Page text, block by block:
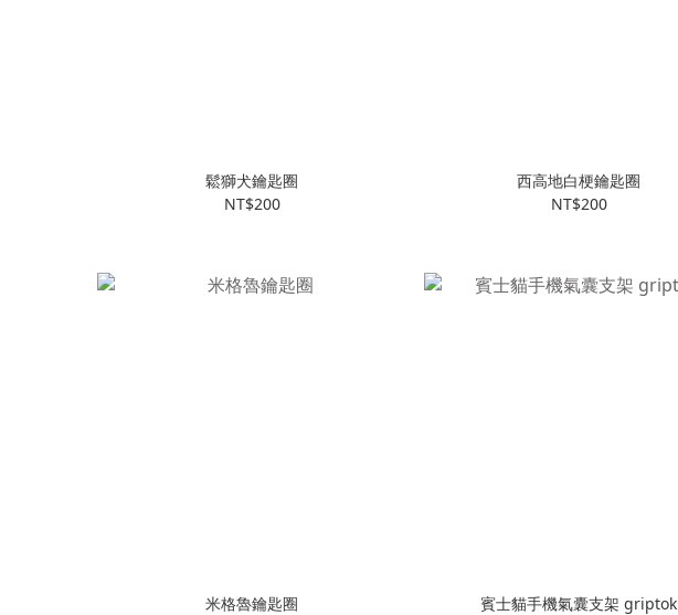
鬆獅犬鑰匙圈
NT$200
西高地白梗鑰匙圈
NT$200
米格魯鑰匙圈
賓士貓手機氣囊支架 griptok